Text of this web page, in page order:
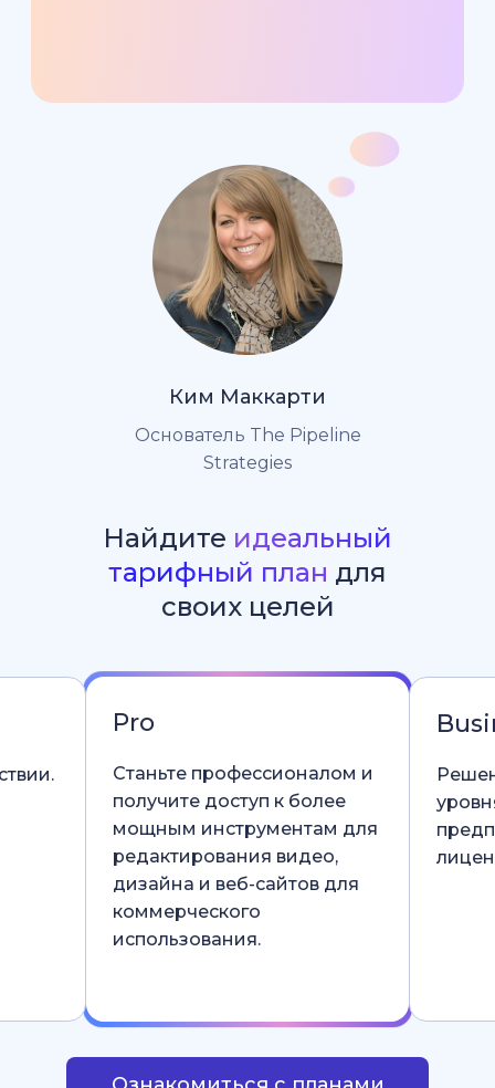
Ким Маккарти
Основатель The Pipeline
Strategies
Найдите идеальный
тарифный план для
своих целей
Pro
Станьте профессионалом и
получите доступ к более
мощным инструментам для
редактирования видео,
дизайна и веб-сайтов для
коммерческого
использования.